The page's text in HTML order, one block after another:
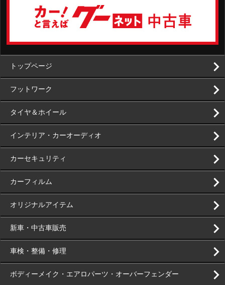
トップページ
フットワーク
タイヤ＆ホイール
インテリア・カーオーディオ
カーセキュリティ
カーフィルム
オリジナルアイテム
新車・中古車販売
車検・整備・修理
ボディーメイク・エアロパーツ・オーバーフェンダー